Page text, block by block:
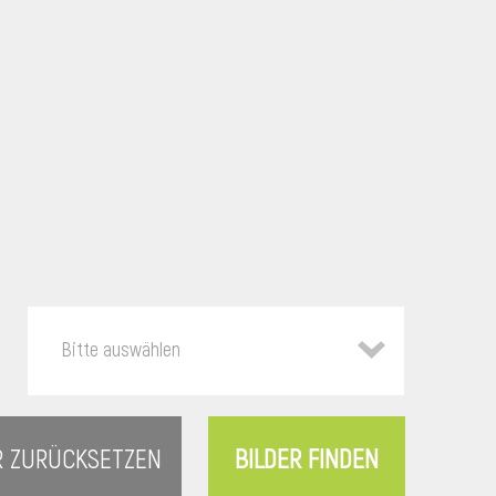
Bitte auswählen